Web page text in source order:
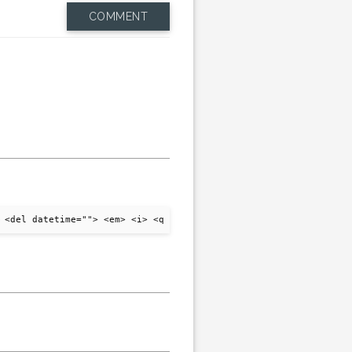
COMMENT
datetime=""> <em> <i> <q cite=""> <strike> <strong>